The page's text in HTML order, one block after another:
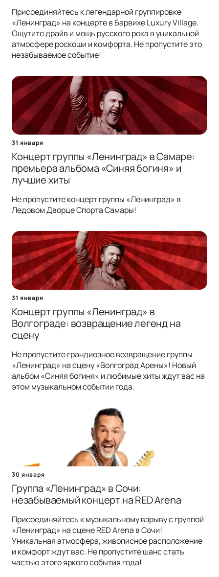
Присоединяйтесь к легендарной группировке
«Ленинград» на концерте в Барвихе Luxury Village.
Ощутите драйв и мощь русского рока в уникальной
атмосфере роскоши и комфорта. Не пропустите это
незабываемое событие!
31 января
Концерт группы «Ленинград» в Самаре:
премьера альбома «Синяя богиня» и
лучшие хиты
Не пропустите концерт группы «Ленинград» в
Ледовом Дворце Спорта Самары!
31 января
Концерт группы «Ленинград» в
Волгограде: возвращение легенд на
сцену
Не пропустите грандиозное возвращение группы
«Ленинград» на сцену «Волгоград Арены»! Новый
альбом «Синяя богиня» и любимые хиты ждут вас на
этом музыкальном событии года.
30 января
Группа «Ленинград» в Сочи:
незабываемый концерт на RED Arena
Присоединяйтесь к музыкальному взрыву с группой
«Ленинград» на сцене RED Arena в Сочи!
Уникальная атмосфера, живописное расположение
и комфорт ждут вас. Не пропустите шанс стать
частью этого яркого события года!